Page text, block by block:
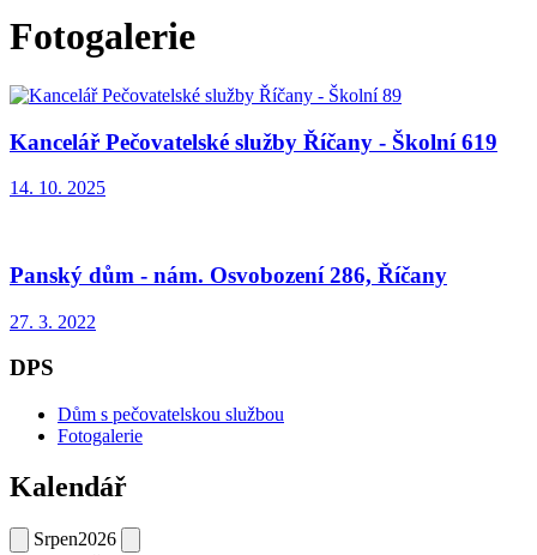
Fotogalerie
Kancelář Pečovatelské služby Říčany - Školní 619
14. 10. 2025
Panský dům - nám. Osvobození 286, Říčany
27. 3. 2022
DPS
Dům s pečovatelskou službou
Fotogalerie
Kalendář
Srpen2026